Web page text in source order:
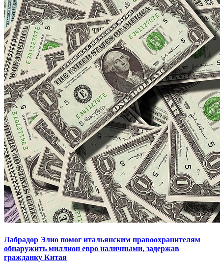
Лабрадор Элио помог итальянским правоохранителям
обнаружить миллион евро наличными, задержав
гражданку Китая